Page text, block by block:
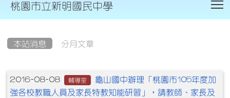
桃園市立新明國民中學
本站消息 分月文章
文章列表
2016-08-08 輔導室
龜山國中辦理「桃園市105年度加
強各校教職人員及家長特教知能研習」，請教師、家長及